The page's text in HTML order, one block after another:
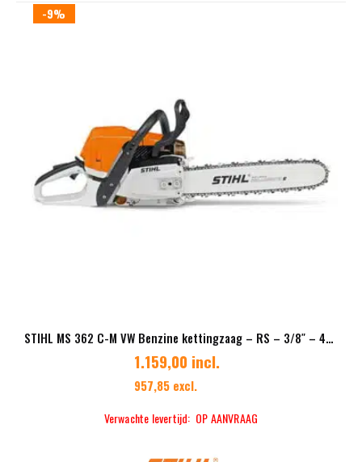
-9%
STIHL MS 362 C-M VW Benzine kettingzaag – RS – 3/8″ – 40/45 cm
1.159,00 incl.
957,85 excl.
Verwachte levertijd: OP AANVRAAG